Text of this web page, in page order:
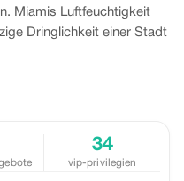
Miamis Luftfeuchtigkeit
Dringlichkeit einer Stadt
34
vip-privilegien